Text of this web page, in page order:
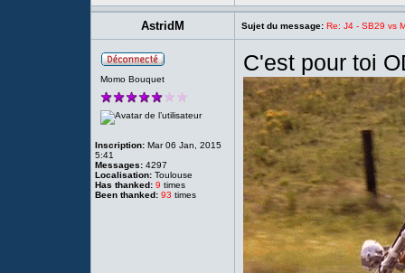
AstridM Sujet du message: Re: J4 - SB29 vs
Momo Bouquet
Inscription: Mar 06 Jan, 2015
5:41
Messages: 4297
Localisation: Toulouse
Has thanked: 9 times
Been thanked: 93 times
C'est pour toi